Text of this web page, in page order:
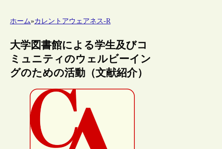
ホーム»カレントアウェアネス-R
大学図書館による学生及びコ
ミュニティのウェルビーイン
グのための活動（文献紹介）